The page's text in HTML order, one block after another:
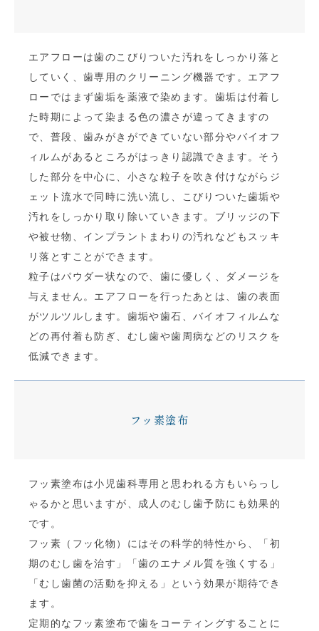
エアフローは歯のこびりついた汚れをしっかり落と
していく、歯専用のクリーニング機器です。エアフ
ローではまず歯垢を薬液で染めます。歯垢は付着し
た時期によって染まる色の濃さが違ってきますの
で、普段、歯みがきができていない部分やバイオフ
ィルムがあるところがはっきり認識できます。そう
した部分を中心に、小さな粒子を吹き付けながらジ
ェット流水で同時に洗い流し、こびりついた歯垢や
汚れをしっかり取り除いていきます。ブリッジの下
や被せ物、インプラントまわりの汚れなどもスッキ
リ落とすことができます。
粒子はパウダー状なので、歯に優しく、ダメージを
与えません。エアフローを行ったあとは、歯の表面
がツルツルします。歯垢や歯石、バイオフィルムな
どの再付着も防ぎ、むし歯や歯周病などのリスクを
低減できます。
フッ素塗布
フッ素塗布は小児歯科専用と思われる方もいらっし
ゃるかと思いますが、成人のむし歯予防にも効果的
です。
フッ素（フッ化物）にはその科学的特性から、「初
期のむし歯を治す」「歯のエナメル質を強くする」
「むし歯菌の活動を抑える」という効果が期待でき
ます。
定期的なフッ素塗布で歯をコーティングすることに